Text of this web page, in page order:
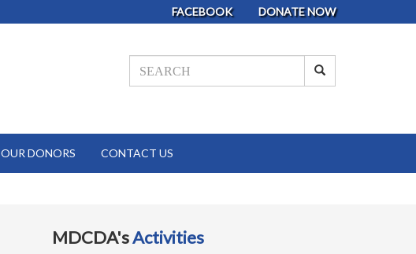
FACEBOOK DONATE NOW
OUR DONORS CONTACT US
MDCDA'sActivities